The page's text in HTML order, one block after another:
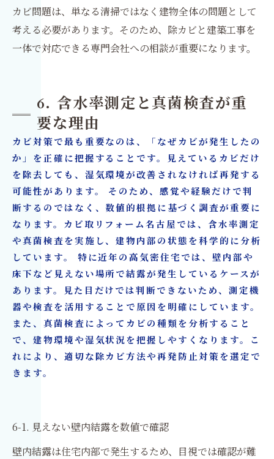
カビ問題は、単なる清掃ではなく建物全体の問題として
考える必要があります。そのため、除カビと建築工事を
一体で対応できる専門会社への相談が重要になります。
6. 含水率測定と真菌検査が重
要な理由
カビ対策で最も重要なのは、「なぜカビが発生したの
か」を正確に把握することです。見えているカビだけ
を除去しても、湿気環境が改善されなければ再発する
可能性があります。 そのため、感覚や経験だけで判
断するのではなく、数値的根拠に基づく調査が重要に
なります。カビ取リフォーム名古屋では、含水率測定
や真菌検査を実施し、建物内部の状態を科学的に分析
しています。 特に近年の高気密住宅では、壁内部や
床下など見えない場所で結露が発生しているケースが
あります。見た目だけでは判断できないため、測定機
器や検査を活用することで原因を明確にしています。
また、真菌検査によってカビの種類を分析すること
で、建物環境や湿気状況を把握しやすくなります。こ
れにより、適切な除カビ方法や再発防止対策を選定で
きます。
6-1. 見えない壁内結露を数値で確認
壁内結露は住宅内部で発生するため、目視では確認が難